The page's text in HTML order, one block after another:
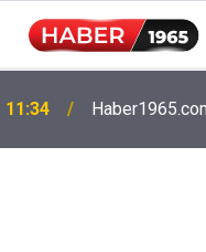
11:34
15:52
hesaplarda